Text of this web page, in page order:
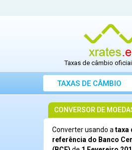
Taxas de câmbio
TAXAS DE CÂMBIO
CONVERSOR DE
Converter usando ataxa
referência do Banco